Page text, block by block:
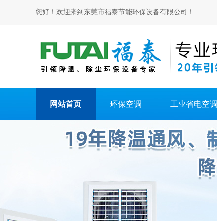
您好！欢迎来到东莞市福泰节能环保设备有限公司！
网站首页 环保空调 工业省电空调